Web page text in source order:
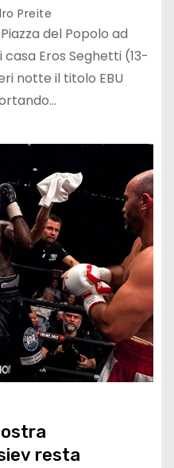
Preite
del Popolo ad
Eros Seghetti (13-
notte il titolo EBU
resta